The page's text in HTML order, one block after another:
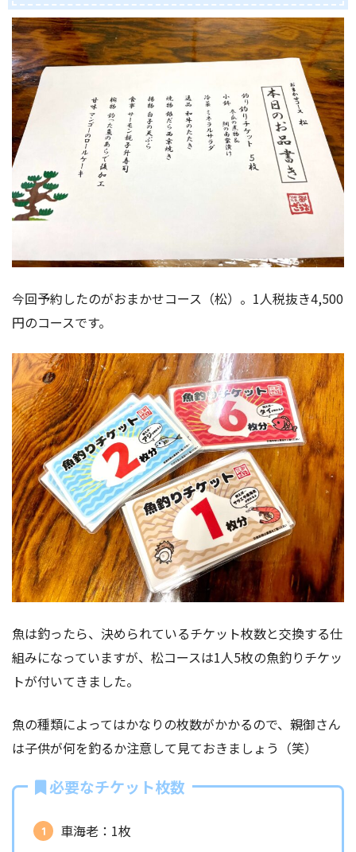
今回予約したのがおまかせコース（松）。1人税抜き4,500
円のコースです。
魚は釣ったら、決められているチケット枚数と交換する仕
組みになっていますが、松コースは1人5枚の魚釣りチケッ
トが付いてきました。
魚の種類によってはかなりの枚数がかかるので、親御さん
は子供が何を釣るか注意して見ておきましょう（笑）
必要なチケット枚数
車海老：1枚